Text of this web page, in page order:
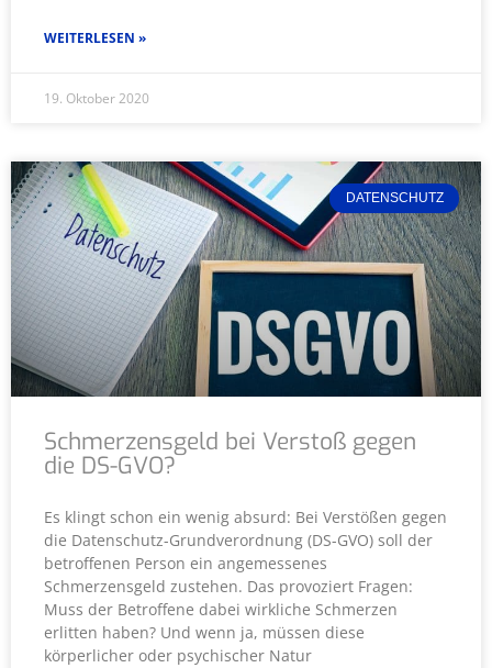
WEITERLESEN »
19. Oktober 2020
DATENSCHUTZ
Schmerzensgeld bei Verstoß gegen
die DS-GVO?
Es klingt schon ein wenig absurd: Bei Verstößen gegen
die Datenschutz-Grundverordnung (DS-GVO) soll der
betroffenen Person ein angemessenes
Schmerzensgeld zustehen. Das provoziert Fragen:
Muss der Betroffene dabei wirkliche Schmerzen
erlitten haben? Und wenn ja, müssen diese
körperlicher oder psychischer Natur